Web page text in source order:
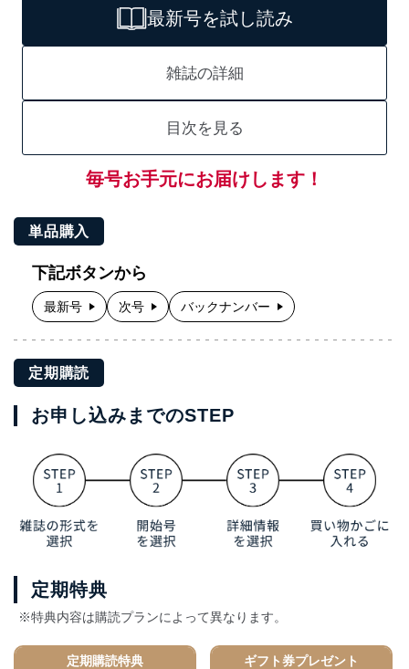
最新号を試し読み
雑誌の詳細
目次を見る
毎号お手元にお届けします！
単品購入
下記ボタンから
最新号 次号 バックナンバー
定期購読
お申し込みまでのSTEP
定期特典
※特典内容は購読プランによって異なります。
定期購読特典 ギフト券プレゼント